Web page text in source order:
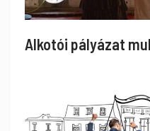
Alkotói pályázat